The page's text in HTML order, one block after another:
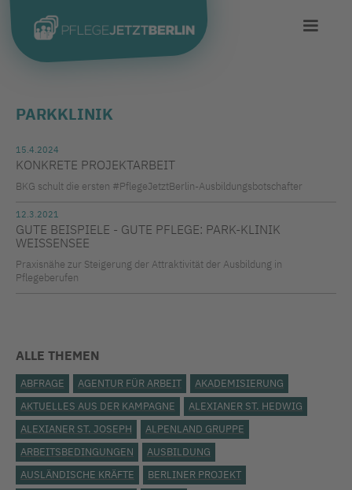
PARKKLINIK
15.4.2024
KONKRETE PROJEKTARBEIT
BKG schult die ersten #PflegeJetztBerlin-Ausbildungsbotschafter
12.3.2021
GUTE BEISPIELE - GUTE PFLEGE: PARK-KLINIK
WEISSENSEE
Praxisnähe zur Steigerung der Attraktivität der Ausbildung in
Pflegeberufen
ALLE THEMEN
ABFRAGE AGENTUR FÜR ARBEIT
AKADEMISIERUNG
AKTUELLES AUS DER KAMPAGNE
ALEXIANER ST. HEDWIG
ALEXIANER ST. JOSEPH
ALPENLAND GRUPPE
ARBEITSBEDINGUNGEN
AUSBILDUNG
AUSLÄNDISCHE KRÄFTE
BERLINER PROJEKT